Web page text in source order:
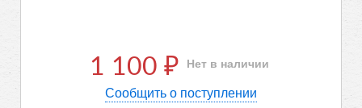
1 100 ₽ Нет в наличии
Сообщить о поступлении